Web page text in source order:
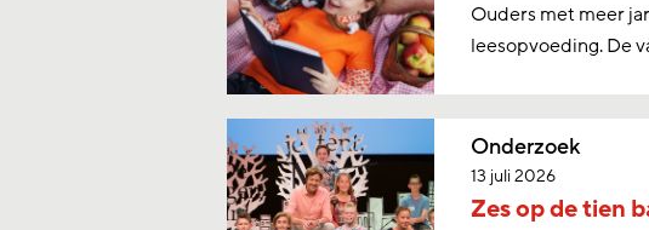
Ouders met meer
leesopvoeding. De
Onderzoek
13 juli 2026
Zes op de tien